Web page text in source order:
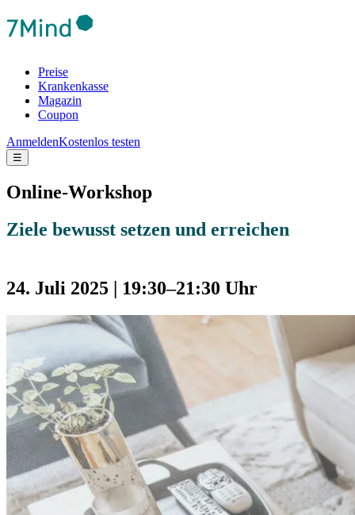
Preise
Krankenkasse
Magazin
Coupon
AnmeldenKostenlos testen
☰
Online-Workshop
Ziele bewusst setzen und erreichen
24. Juli 2025 | 19:30–21:30 Uhr